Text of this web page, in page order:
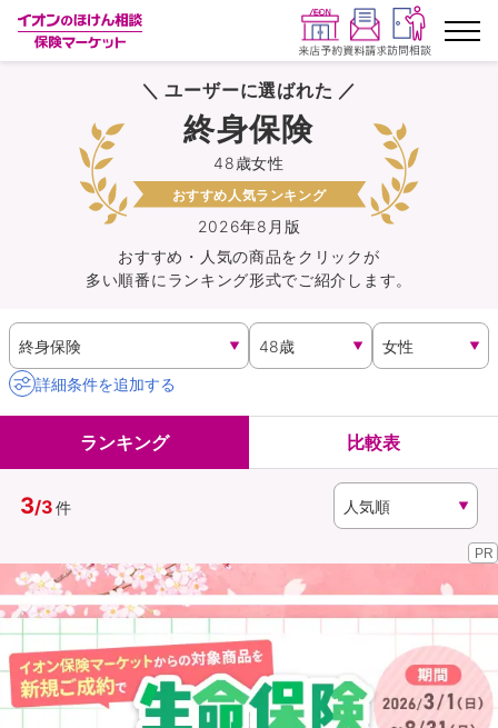
ランキングから探す
保険を比較する
保険会社から探す
イオンカード会員さま専用保険
キャンペーン一覧
イオングループ従業員さま向け
資料請求
（無料）
訪問相談
イオンカード会員さま専用保険
＼ ユーザーに選ばれた ／
2026年8月版
48歳女性
終身保険
おすすめ人気ランキング
おすすめ・人気の商品をクリックが
多い順番にランキング形式でご紹介します。
詳細条件を追加する
ランキング 比較表
3/3件
PR